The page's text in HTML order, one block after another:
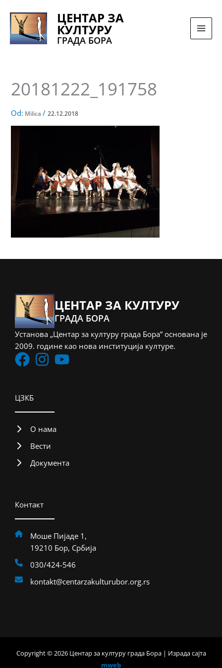
sadržaj
ЦЕНТАР ЗА
КУЛТУРУ
ГРАДА БОРА
20181222_191758
Od: Milica/22.12.2018
ЦЕНТАР ЗА КУЛТУРУ
ГРАДА БОРА
Установа „Центар за културу града Бора” основана је
2009. године као нова институција културе.
ЦЗКБ
О нама
Вести
Документа
Контакт
Моше Пијаде 1,
19210 Бор, Србија
030/424-546
kontakt@centarzakulturubor.org.rs
Copyright © 2026 Центар за културу града Бора | Израда сајта
mweb